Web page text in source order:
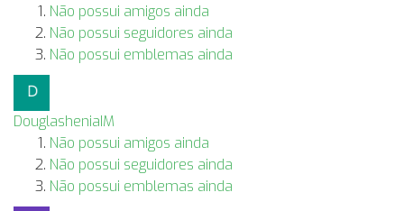
Não possui amigos ainda
Não possui seguidores ainda
Não possui emblemas ainda
DouglasheniaIM
Não possui amigos ainda
Não possui seguidores ainda
Não possui emblemas ainda